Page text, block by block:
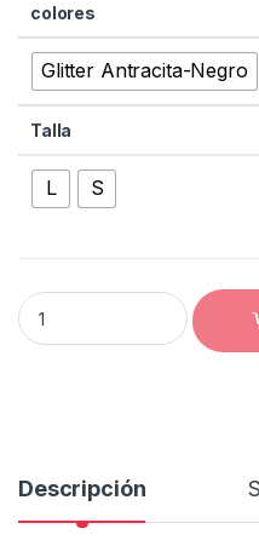
colores
Glitter Antracita-Negro
Talla
L S
ORBEA ALMA M20 quantity
Descripción